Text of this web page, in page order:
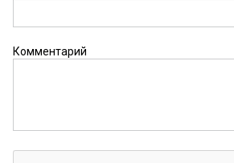
Комментарий